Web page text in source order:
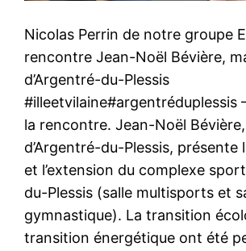
Nicolas Perrin de notre groupe
rencontre Jean-Noël Bévière,
d’Argentré-du-Plessis
#illeetvilaine#argentréduplessis
la rencontre. Jean-Noël
d’Argentré-du-Plessis, présente
et l’extension du complexe
du-Plessis (salle multisports et
gymnastique). La transition
transition énergétique ont été